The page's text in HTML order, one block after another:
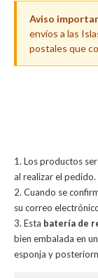
Aviso
envíos a las
postales que
Los productos
al realizar el pedido.
Cuando se
su correo
Esta batería de
bien embalada en
esponja y